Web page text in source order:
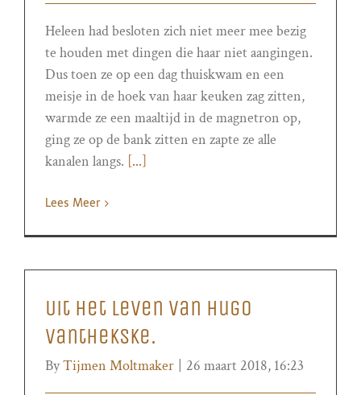
Heleen had besloten zich niet meer mee bezig
te houden met dingen die haar niet aangingen.
Dus toen ze op een dag thuiskwam en een
meisje in de hoek van haar keuken zag zitten,
warmde ze een maaltijd in de magnetron op,
ging ze op de bank zitten en zapte ze alle
kanalen langs. [...]
Lees Meer
Uit het leven van Hugo
Vanthekske.
ByTijmen Moltmaker 26 maart 2018, 16:23